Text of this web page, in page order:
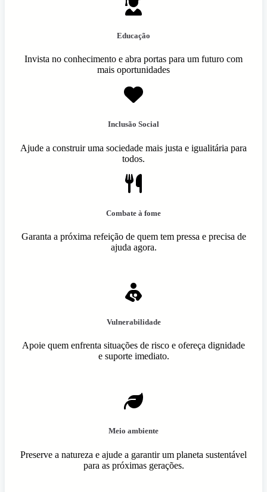
Educação
Invista no conhecimento e abra portas para um futuro com
mais oportunidades
Inclusão Social
Ajude a construir uma sociedade mais justa e igualitária para
todos.
Combate à fome
Garanta a próxima refeição de quem tem pressa e precisa de
ajuda agora.
Vulnerabilidade
Apoie quem enfrenta situações de risco e ofereça dignidade
e suporte imediato.
Meio ambiente
Preserve a natureza e ajude a garantir um planeta sustentável
para as próximas gerações.